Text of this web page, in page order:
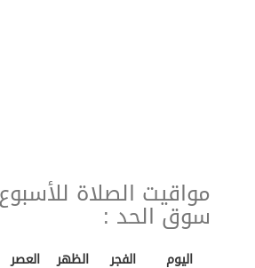
مواقيت الصلاة
سوق الحد :
اليوم الفجر الظهر العصر